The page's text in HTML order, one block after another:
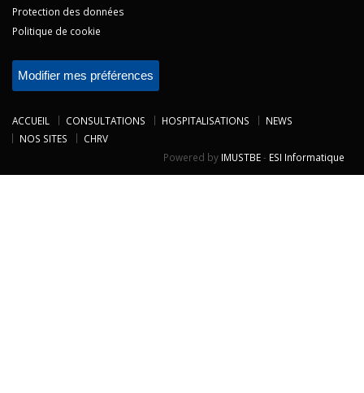
Protection des données
Politique de cookie
Modifier mes préférences
ACCUEIL CONSULTATIONS HOSPITALISATIONS
NEWS
NOS SITES
CHRV
Powered by IMUSTBE- ESI Informatique